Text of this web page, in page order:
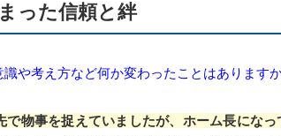
った信頼と絆
や考え方など何か変わったことはありますか
で物事を捉えていましたが、ホーム長になっ